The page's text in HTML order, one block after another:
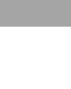
περιεχόμενο